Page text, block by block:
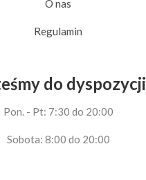
O nas
Regulamin
do dyspozycji
Pon. - Pt: 7:30 do 20:00
Sobota: 8:00 do 20:00